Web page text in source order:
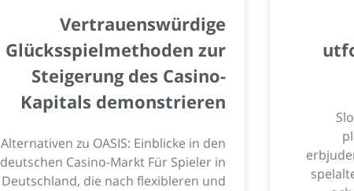
Vertrauenswürdige
Glücksspielmethoden zur
Steigerung des Casino-
Kapitals demonstrieren
Alternativen zu OASIS: Einblicke in den
deutschen Casino-Markt Für Spieler in
Deutschland, die nach flexibleren und